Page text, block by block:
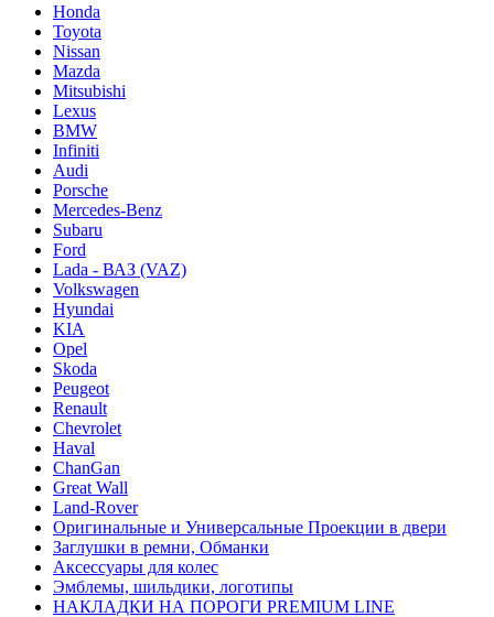
Honda
Toyota
Nissan
Mazda
Mitsubishi
Lexus
BMW
Infiniti
Audi
Porsche
Mercedes-Benz
Subaru
Ford
Lada - ВАЗ (VAZ)
Volkswagen
Hyundai
KIA
Opel
Skoda
Peugeot
Renault
Chevrolet
Haval
ChanGan
Great Wall
Land-Rover
Оригинальные и Универсальные Проекции в двери
Заглушки в ремни, Обманки
Аксессуары для колес
Эмблемы, шильдики, логотипы
НАКЛАДКИ НА ПОРОГИ PREMIUM LINE